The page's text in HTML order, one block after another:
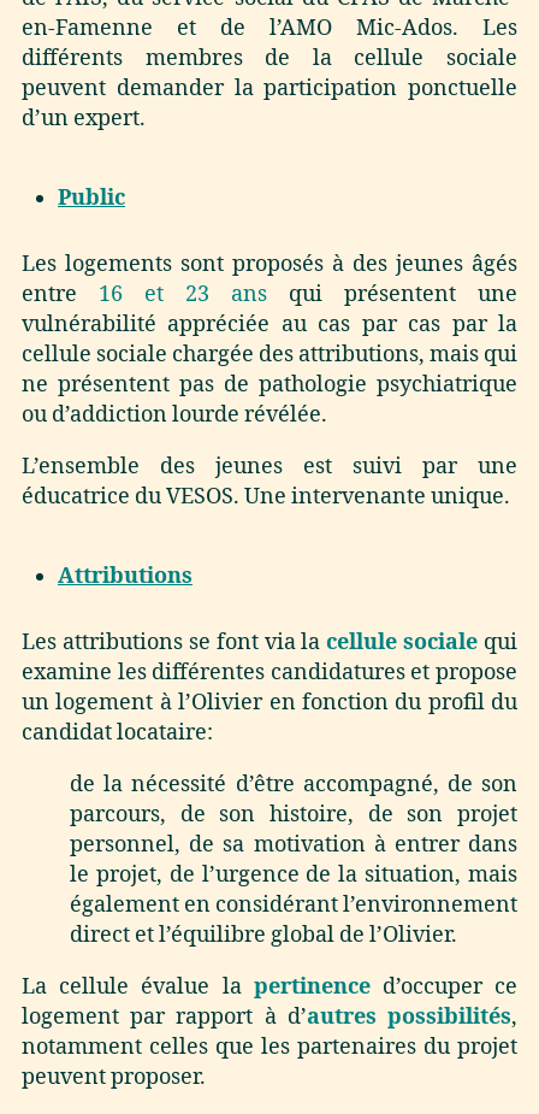
en-Famenne et de l’AMO Mic-Ados. Les
différents membres de la cellule sociale
peuvent demander la participation ponctuelle
d’un expert.
Public
Les logements sont proposés à des jeunes âgés
entre 16 et 23 ans qui présentent une
vulnérabilité appréciée au cas par cas par la
cellule sociale chargée des attributions, mais qui
ne présentent pas de pathologie psychiatrique
ou d’addiction lourde révélée.
L’ensemble des jeunes est suivi par une
éducatrice du VESOS. Une intervenante unique.
Attributions
Les attributions se font via lacellule sociale qui
examine les différentes candidatures et propose
un logement à l’Olivier en fonction du profil du
candidat locataire:
de la nécessité d’être accompagné, de son
parcours, de son histoire, de son projet
personnel, de sa motivation à entrer dans
le projet, de l’urgence de la situation, mais
également en considérant l’environnement
direct et l’équilibre global de l’Olivier.
La cellule évalue la pertinence d’occuper ce
logement par rapport à d’autres possibilités,
notamment celles que les partenaires du projet
peuvent proposer.